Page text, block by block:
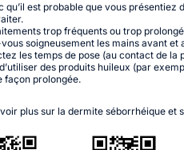
qu’il est probable que vous présentiez
trop fréquents ou trop
soigneusement les mains avant
les temps de pose (au contact de la
des produits huileux (par
façon prolongée.
plus sur la dermite séborrhéique et